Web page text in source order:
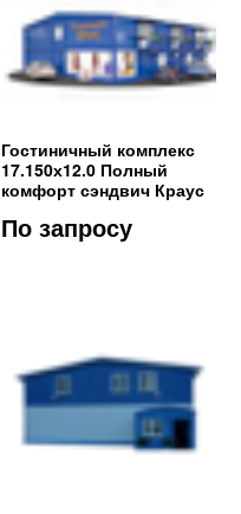
Гостиничный комплекс
17.150х12.0 Полный
комфорт сэндвич Краус
По запросу